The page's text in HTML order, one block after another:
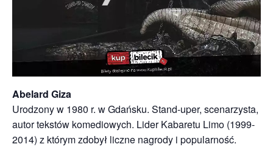
Abelard Giza
Urodzony w 1980 r. w Gdańsku. Stand-uper, scenarzysta,
autor tekstów komediowych. Lider Kabaretu Limo (1999-
2014) z którym zdobył liczne nagrody i popularność.